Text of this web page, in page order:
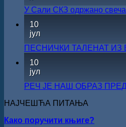
У Сали СКЗ одржано
10
јул
ПЕСНИЧКИ ТАЛЕНАТ ИЗ
10
јул
РЕЧ ЈЕ НАШ ОБРАЗ ПРЕД
НАЈЧЕШЋА ПИТАЊА
Како поручити књиге?